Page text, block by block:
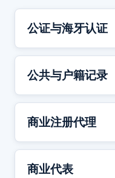
公证与海牙认证
公共与户籍记录
商业注册代理
商业代表